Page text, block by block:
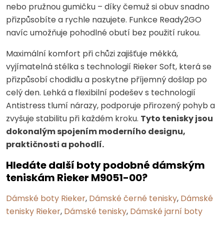
nebo pružnou gumičku – díky čemuž si obuv snadno
přizpůsobíte a rychle nazujete. Funkce Ready2GO
navíc umožňuje pohodlné obutí bez použití rukou.
Maximální komfort při chůzi zajišťuje měkká,
vyjímatelná stélka s technologií Rieker Soft, která se
přizpůsobí chodidlu a poskytne příjemný došlap po
celý den. Lehká a flexibilní podešev s technologií
Antistress tlumí nárazy, podporuje přirozený pohyb a
zvyšuje stabilitu při každém kroku. Tyto tenisky jsou
dokonalým spojením moderního designu,
praktičnosti a pohodlí.
Hledáte další boty podobné dámským
teniskám Rieker M9051-00?
Dámské boty Rieker, Dámské černé tenisky, Dámské
tenisky Rieker, Dámské tenisky, Dámské jarní boty